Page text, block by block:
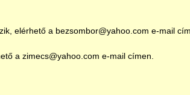
elérhető a bezsombor@yahoo.com e-mail
a zimecs@yahoo.com e-mail címen.